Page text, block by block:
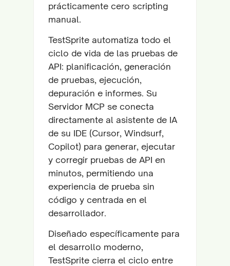
prácticamente cero scripting
manual.
TestSprite automatiza todo el
ciclo de vida de las pruebas de
API: planificación, generación
de pruebas, ejecución,
depuración e informes. Su
Servidor MCP se conecta
directamente al asistente de IA
de su IDE (Cursor, Windsurf,
Copilot) para generar, ejecutar
y corregir pruebas de API en
minutos, permitiendo una
experiencia de prueba sin
código y centrada en el
desarrollador.
Diseñado específicamente para
el desarrollo moderno,
TestSprite cierra el ciclo entre